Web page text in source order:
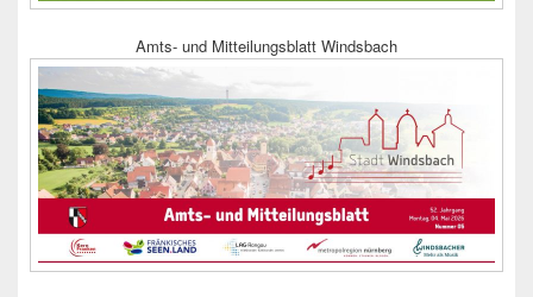
Amts- und Mitteilungsblatt Windsbach